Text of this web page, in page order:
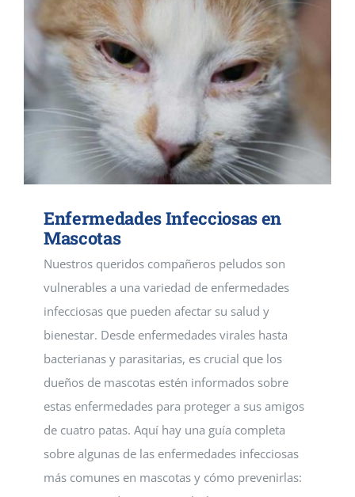
Enfermedades Infecciosas en
Mascotas
Nuestros queridos compañeros peludos son
vulnerables a una variedad de enfermedades
infecciosas que pueden afectar su salud y
bienestar. Desde enfermedades virales hasta
bacterianas y parasitarias, es crucial que los
dueños de mascotas estén informados sobre
estas enfermedades para proteger a sus amigos
de cuatro patas. Aquí hay una guía completa
sobre algunas de las enfermedades infecciosas
más comunes en mascotas y cómo prevenirlas: